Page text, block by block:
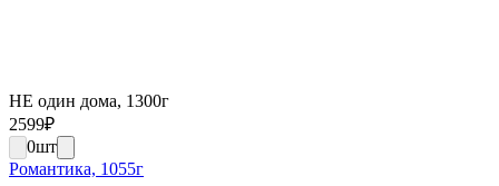
НЕ один дома, 1300г
2599₽
0шт
Романтика, 1055г